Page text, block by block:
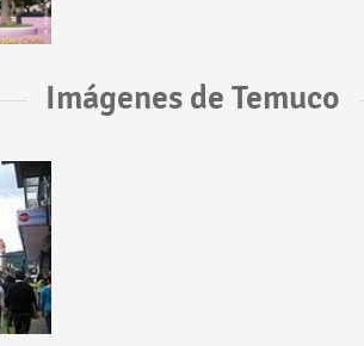
Imágenes de Temuco